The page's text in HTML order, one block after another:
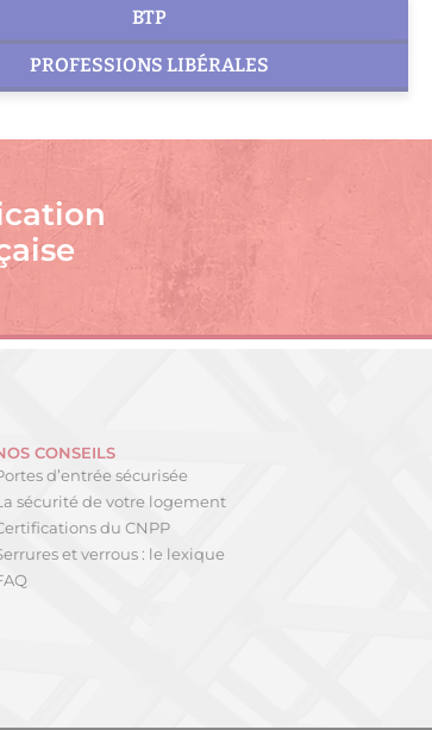
BTP
PROFESSIONS LIBÉRALES
CONSEILS
d’entrée sécurisée
sécurité de votre logement
du CNPP
et verrous : le lexique